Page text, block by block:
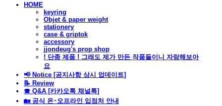
HOME
keyring
Objet & paper weight
stationery
case & griptok
accessory
jjondeug's prop shop
! 단종 제품 ! 그래도 제가 만든 작품들이니 자랑해보아
요
📢 Notice [공지사항 상시 업데이트]
📝 Review
☎ Q&A [카카오톡 채널톡]
🏡 공식 온･오프라인 입점처 안내